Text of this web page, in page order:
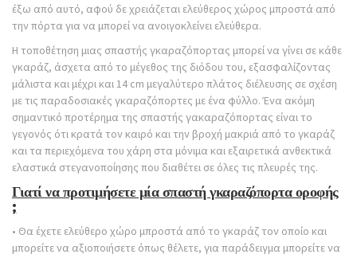
έξω από αυτό, αφού δε χρειάζεται ελεύθερος χώρος μπροστά από
την πόρτα για να μπορεί να ανοιγοκλείνει ελεύθερα.
Η τοποθέτηση μιας σπαστής γκαραζόπορτας μπορεί να γίνει σε κάθε
γκαράζ, άσχετα από το μέγεθος της διόδου του, εξασφαλίζοντας
μάλιστα και μέχρι και 14 cm μεγαλύτερο πλάτος διέλευσης σε σχέση
με τις παραδοσιακές γκαραζόπορτες με ένα φύλλο. Ένα ακόμη
σημαντικό προτέρημα της σπαστής γακαραζόπορτας είναι το
γεγονός ότι κρατά τον καιρό και την βροχή μακριά από το γκαράζ
και τα περιεχόμενα του χάρη στα μόνιμα και εξαιρετικά ανθεκτικά
ελαστικά στεγανοποίησης που διαθέτει σε όλες τις πλευρές της.
Γιατί να προτιμήσετε μία σπαστή γκαραζόπορτα οροφής
;
• Θα έχετε ελεύθερο χώρο μπροστά από το γκαράζ τον οποίο και
μπορείτε να αξιοποιήσετε όπως θέλετε, για παράδειγμα μπορείτε να